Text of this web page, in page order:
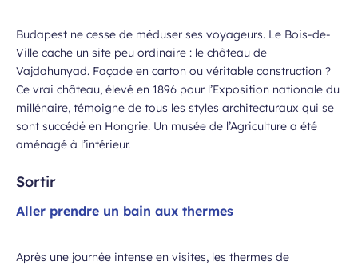
Budapest ne cesse de méduser ses voyageurs. Le Bois-de-
Ville cache un site peu ordinaire : le château de
Vajdahunyad. Façade en carton ou véritable construction ?
Ce vrai château, élevé en 1896 pour l’Exposition nationale du
millénaire, témoigne de tous les styles architecturaux qui se
sont succédé en Hongrie. Un musée de l’Agriculture a été
aménagé à l’intérieur.
Sortir
Aller prendre un bain aux thermes
Après une journée intense en visites, les thermes de